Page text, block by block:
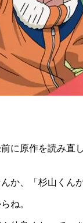
に原作を読み直
か、「杉山くん
ね。